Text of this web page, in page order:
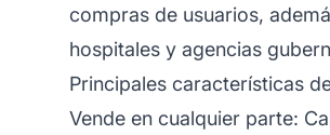
compras de usuarios,
hospitales y agencias
Principales características
Vende en cualquier parte: